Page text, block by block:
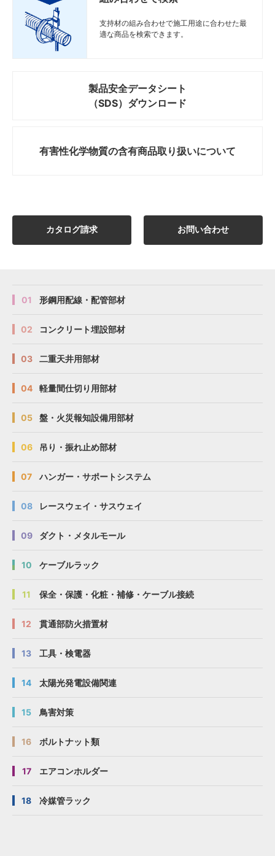
支持材の組み合わせで施工用途に合わせた最
適な商品を検索できます。
製品安全データシート
（SDS）ダウンロード
有害性化学物質の含有商品取り扱いについて
カタログ請求 お問い合わせ
01 形鋼用配線・配管部材
02 コンクリート埋設部材
03 二重天井用部材
04 軽量間仕切り用部材
05 盤・火災報知設備用部材
06 吊り・振れ止め部材
07 ハンガー・サポートシステム
08 レースウェイ・サスウェイ
09 ダクト・メタルモール
10 ケーブルラック
11 保全・保護・化粧・補修・ケーブル接続
12 貫通部防火措置材
13 工具・検電器
14 太陽光発電設備関連
15 鳥害対策
16 ボルトナット類
17 エアコンホルダー
18 冷媒管ラック